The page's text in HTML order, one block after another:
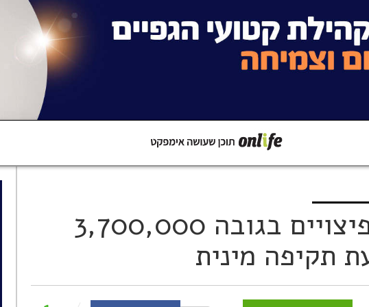
לראשונה בישראל: פיצויים בגובה 3,700,000
תקיפה מינית